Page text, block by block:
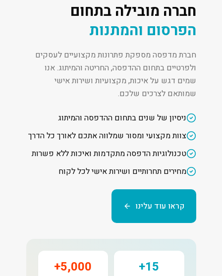
חברה מובילה בתחום
הפרסום והמתנות
חברת מדפסה מספקת פתרונות מקצועיים לעסקים
ולפרטיים בתחום ההדפסה, החריטה והמיתוג. אנו
שמים דגש על איכות, מקצועיות ושירות אישי
שמותאם לצרכים שלכם.
ניסיון של שנים בתחום ההדפסה והמיתוג
צוות מקצועי ומסור שמלווה אתכם לאורך כל הדרך
טכנולוגיות הדפסה מתקדמות ואיכות ללא פשרות
מחירים תחרותיים ושירות אישי לכל לקוח
קראו עוד עלינו
15+
5,000+